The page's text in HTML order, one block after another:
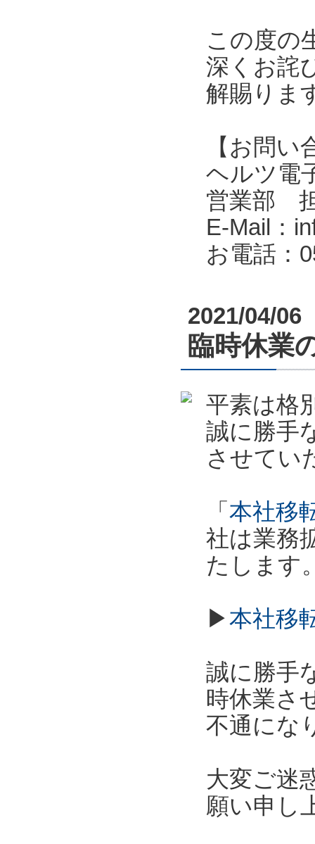
この度の
深くお詫
解賜りま
【お問い
ヘルツ電
営業部
E-Mail：
お電話：
2021/04/06
臨時休業
平素は格
誠に勝手
させてい
「 本社移
社は業務
たします
▶本社移
誠に勝手
時休業さ
不通にな
大変ご迷
願い申し